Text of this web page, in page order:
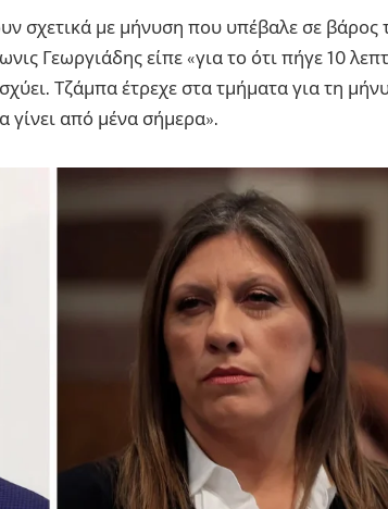
σχετικά με μήνυση που υπέβαλε σε βάρος
Γεωργιάδης είπε «για το ότι πήγε 10
Τζάμπα έτρεχε στα τμήματα για τη
γίνει από μένα σήμερα».